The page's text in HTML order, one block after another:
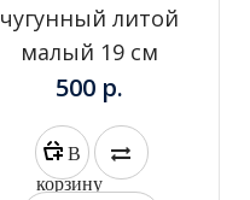
Компактный легкий
моделей тандыров.
золу перед каж..
чугунный литой
малый 19 см
500 р.
В
корзину